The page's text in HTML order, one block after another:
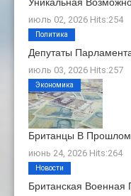
июль 02, 2026 Hits:254
Депутаты
июль 03, 2026 Hits:257
Политика
Британцы В
июнь 24, 2026 Hits:264
Экономика
Британская
Новости